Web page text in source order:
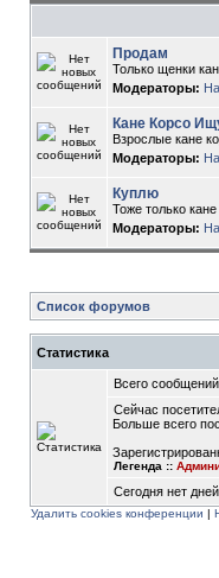
Продам
Только щенки
Модераторы:
Кане Корсо
Взрослые кане
Модераторы:
Куплю
Тоже только кане
Модераторы:
Список форумов
Статистика
Всего
Сейчас
Больше всего
Легенда ::
Сегодня нет
Удалить cookies конференции |